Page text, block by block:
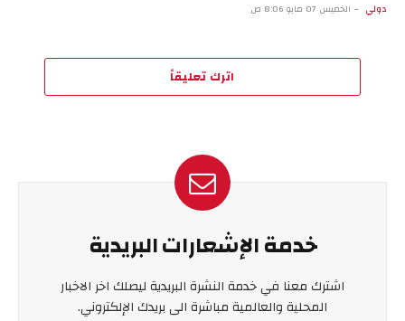
دولي الخميس 07 مايو 8:06 ص
اترك تعليقاً
خدمة الإشعارات البريدية
اشترك معنا في خدمة النشرة البريدية ليصلك اخر الاخبار
المحلية والعالمية مباشرة الى بريدك الإلكتروني.